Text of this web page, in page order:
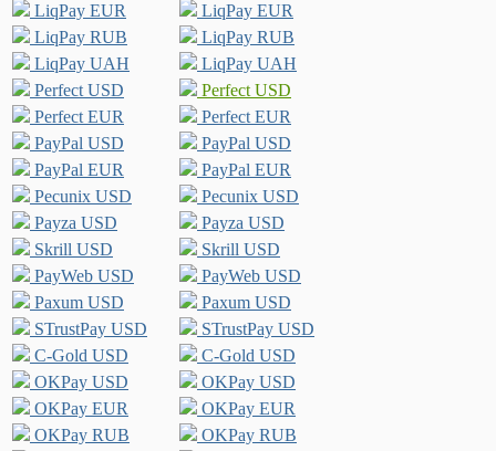
LiqPay EUR
LiqPay EUR
LiqPay RUB
LiqPay RUB
LiqPay UAH
LiqPay UAH
Perfect USD
Perfect USD
Perfect EUR
Perfect EUR
PayPal USD
PayPal USD
PayPal EUR
PayPal EUR
Pecunix USD
Pecunix USD
Payza USD
Payza USD
Skrill USD
Skrill USD
PayWeb USD
PayWeb USD
Paxum USD
Paxum USD
STrustPay USD
STrustPay USD
C-Gold USD
C-Gold USD
OKPay USD
OKPay USD
OKPay EUR
OKPay EUR
OKPay RUB
OKPay RUB